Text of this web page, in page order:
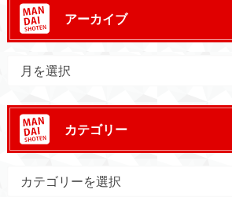
アーカイブ
カテゴリー